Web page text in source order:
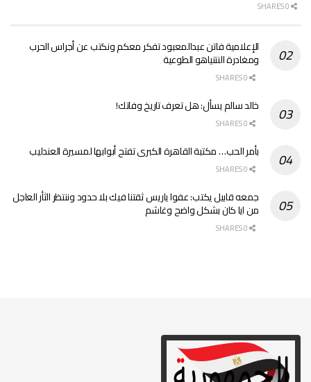
الإعلامية فاتن عبدالمعبود تفكر معكم ونكتب عن أجراس الحرب
ومغادرة النتنياهو الطوعية
خالد سالم يسأل: هل تعرف تاريخ وفاتك!
بأمر الحب… مكتبة القاهرة الكبرى تفتح أبوابها لمسيرة العندليب
جمعه قابيل يكتب: عفوا ياريس ثقتنا فيك بلا حدود وننتظر الثأر العاجل
من ايا كان بشكل واضح وغاشم